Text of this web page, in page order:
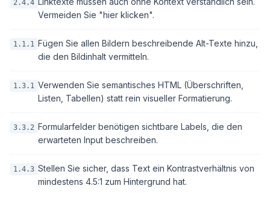
2.4.4
Vermeiden Sie "hier klicken".
1.1.1 Fügen Sie allen Bildern beschreibende Alt-Texte hinzu,
die den Bildinhalt vermitteln.
1.3.1 Verwenden Sie semantisches HTML (Überschriften,
Listen, Tabellen) statt rein visueller Formatierung.
3.3.2 Formularfelder benötigen sichtbare Labels, die den
erwarteten Input beschreiben.
1.4.3 Stellen Sie sicher, dass Text ein Kontrastverhältnis von
mindestens 4.5:1 zum Hintergrund hat.